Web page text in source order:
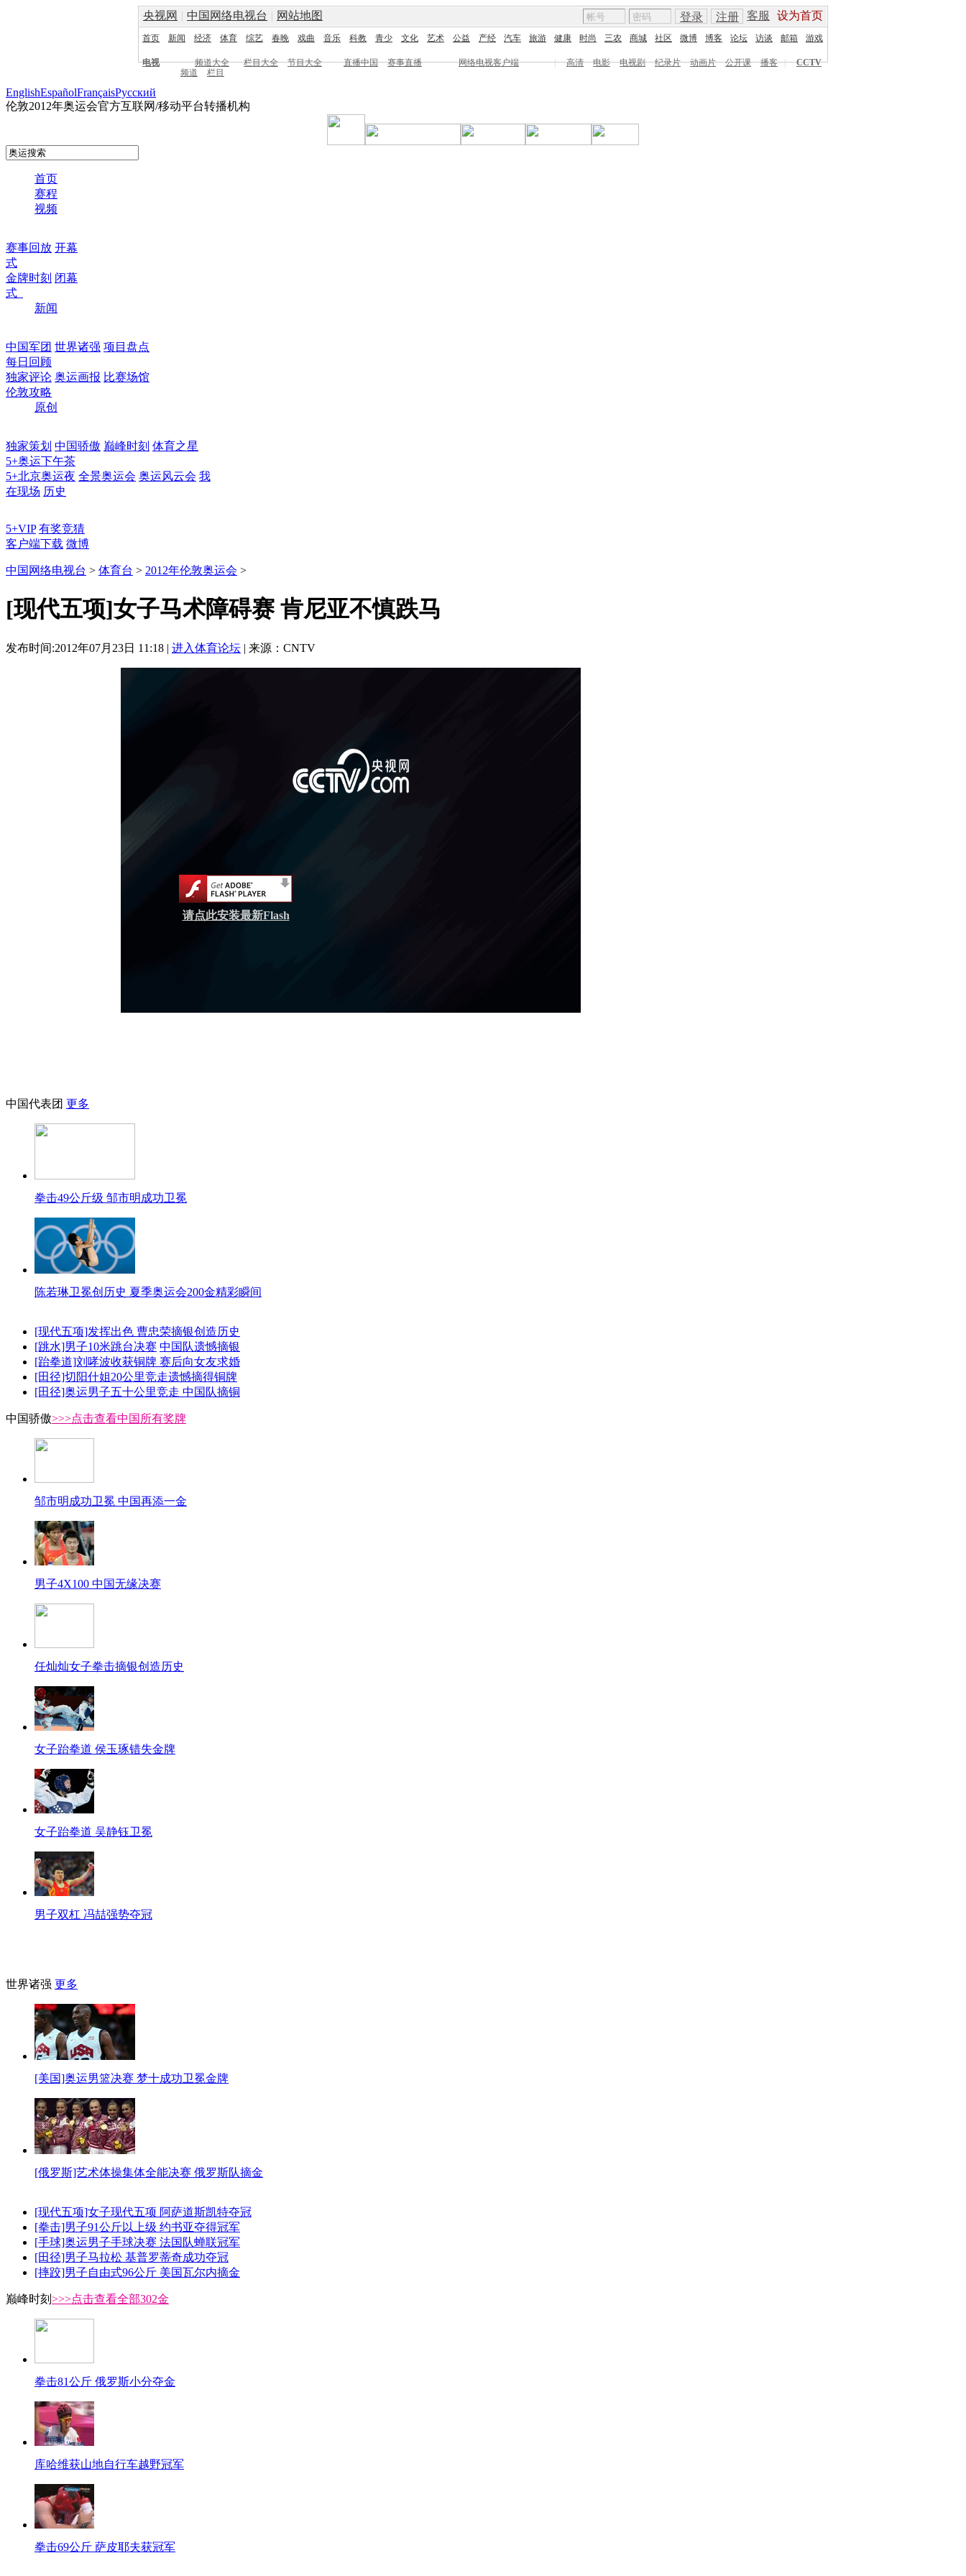
央视网 | 中国网络电视台 | 网站地图 客服 设为首页
登录 注册
首页 新闻 经济 体育 综艺 春晚 戏曲 音乐 科教 青少 文化 艺术 公益 产经 汽车 旅游 健康 时尚 三农 商城 社区 微博 博客 论坛 访谈 邮箱 游戏
电视 频道大全 栏目大全 节目大全 直播中国 赛事直播 网络电视客户端 | 高清 电影 电视剧 纪录片 动画片 公开课 播客 |
CCTV
频道
栏目
EnglishEspañolFrançaisPусский
伦敦2012年奥运会官方互联网/移动平台转播机构
首页
赛程
视频
赛事回放 开幕
式
金牌时刻 闭幕
式
新闻
中国军团 世界诸强 项目盘点
每日回顾
独家评论 奥运画报 比赛场馆
伦敦攻略
原创
独家策划 中国骄傲 巅峰时刻 体育之星
5+奥运下午茶
5+北京奥运夜 全景奥运会 奥运风云会 我
在现场 历史
5+VIP 有奖竞猜
客户端下载 微博
中国网络电视台 > 体育台 > 2012年伦敦奥运会 >
[现代五项]女子马术障碍赛 肯尼亚不慎跌马
发布时间:2012年07月23日 11:18 | 进入体育论坛 | 来源：CNTV
请点此安装最新Flash
中国代表团 更多
拳击49公斤级 邹市明成功卫冕
陈若琳卫冕创历史 夏季奥运会200金精彩瞬间
[现代五项]发挥出色 曹忠荣摘银创造历史
[跳水]男子10米跳台决赛 中国队遗憾摘银
[跆拳道]刘哮波收获铜牌 赛后向女友求婚
[田径]切阳什姐20公里竞走遗憾摘得铜牌
[田径]奥运男子五十公里竞走 中国队摘铜
中国骄傲>>>点击查看中国所有奖牌
邹市明成功卫冕 中国再添一金
男子4X100 中国无缘决赛
任灿灿女子拳击摘银创造历史
女子跆拳道 侯玉琢错失金牌
女子跆拳道 吴静钰卫冕
男子双杠 冯喆强势夺冠
世界诸强 更多
[美国]奥运男篮决赛 梦十成功卫冕金牌
[俄罗斯]艺术体操集体全能决赛 俄罗斯队摘金
[现代五项]女子现代五项 阿萨道斯凯特夺冠
[拳击]男子91公斤以上级 约书亚夺得冠军
[手球]奥运男子手球决赛 法国队蝉联冠军
[田径]男子马拉松 基普罗蒂奇成功夺冠
[摔跤]男子自由式96公斤 美国瓦尔内摘金
巅峰时刻 >>>点击查看全部302金
拳击81公斤 俄罗斯小分夺金
库哈维获山地自行车越野冠军
拳击69公斤 萨皮耶夫获冠军